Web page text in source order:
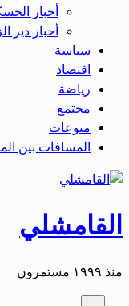
أخبار
أحبار دير
سياسة
اقتصاد
رياضة
مجتمع
منوعات
المسافات بين
القامشلي
منذ ١٩٩٩ مستمرون